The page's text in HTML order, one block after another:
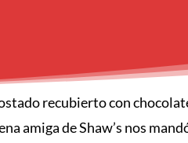
recubierto con
amiga de Shaw’s nos